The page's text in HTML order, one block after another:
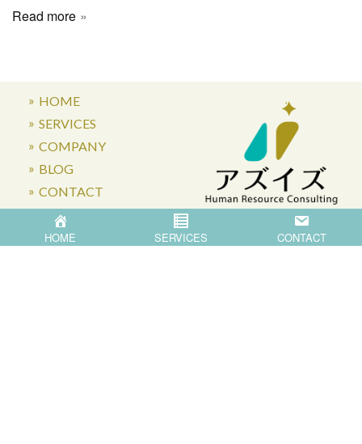
Read more
HOME
SERVICES
COMPANY
BLOG
CONTACT
〒871-0007 大分県中津市蛎瀬770
HOME SERVICES CONTACT